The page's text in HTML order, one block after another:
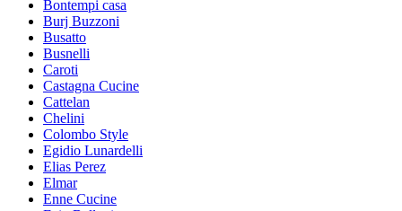
Bontempi casa
Burj Buzzoni
Busatto
Busnelli
Caroti
Castagna Cucine
Cattelan
Chelini
Colombo Style
Egidio Lunardelli
Elias Perez
Elmar
Enne Cucine